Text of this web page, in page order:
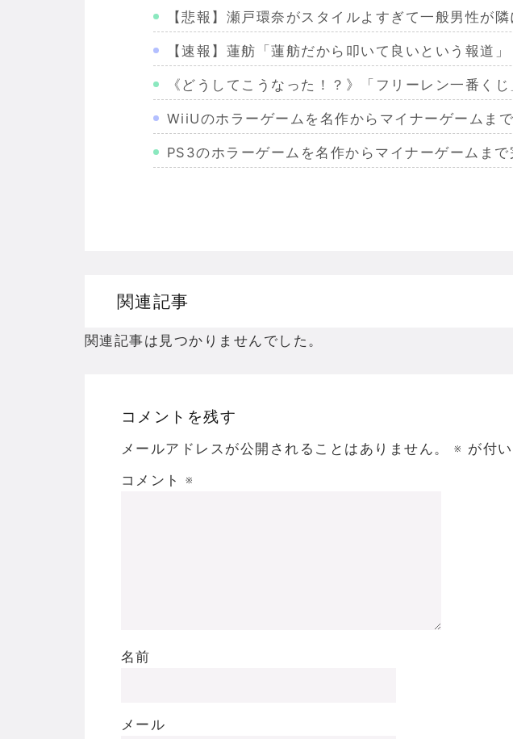
【悲報】瀬戸環奈がスタイルよすぎて一般男性が
【速報】蓮舫「蓮舫だから叩いて良いという報道
《どうしてこうなった！？》「フリーレン一番く
WiiUのホラーゲームを名作からマイナーゲームま
PS3のホラーゲームを名作からマイナーゲームま
ドリームキャストのホラーゲームを名作からマイ
Powered by livedoor 相互RSS
関連記事
関連記事は見つかりませんでした。
コメントを残す
メールアドレスが公開されることはありません。 ※ が付
コメント ※
名前
メール